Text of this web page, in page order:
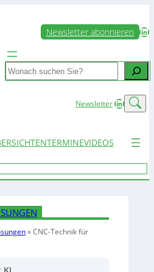
Newsletter abonnieren LinkedIn
Search
NewsletterLinkedIn
TERMINEVIDEOS
»CNC-Technik für
KI